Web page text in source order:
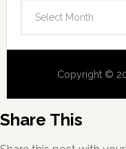
Copyright ©
Share This